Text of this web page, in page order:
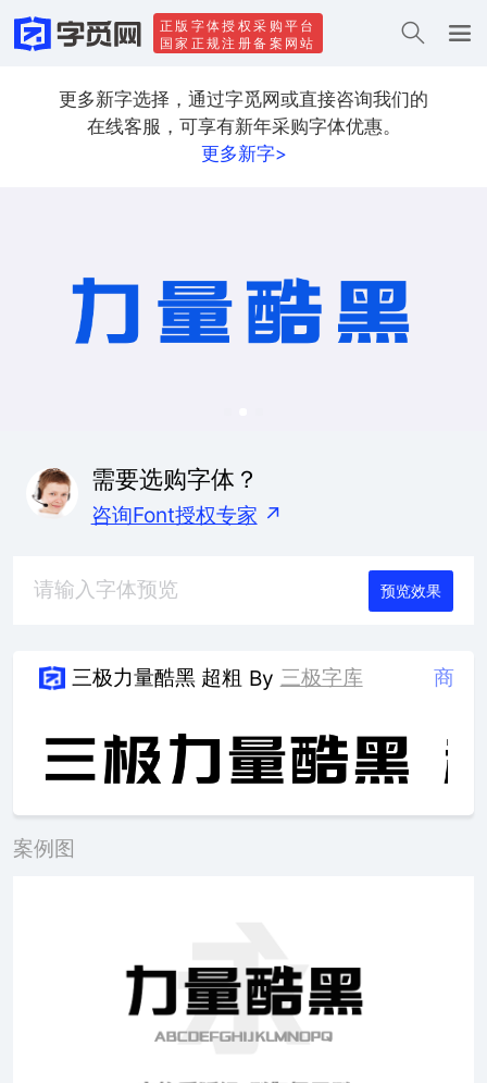
正版字体授权采购平台
国家正规注册备案网站
更多新字选择，通过字觅网或直接咨询我们的
在线客服，可享有新年采购字体优惠。
更多新字>
需要选购字体？
咨询Font授权专家 ↗
预览效果
三极力量酷黑 超粗 By 三极字库 商
案例图